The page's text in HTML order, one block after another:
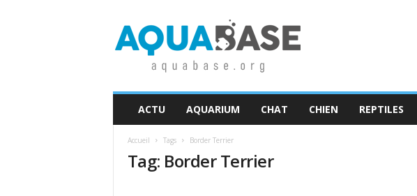
u
ACTU AQUARIUM CHAT CHIEN REPTILES
Accueil Tags Border Terrier
Tag: Border Terrier